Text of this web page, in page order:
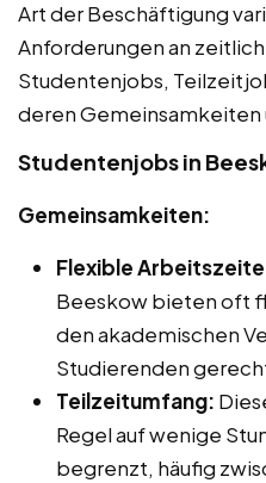
Art der Beschäftigung
Anforderungen an
Studentenjobs,
deren Gemeinsamkeiten
Studentenjobs in
Gemeinsamkeiten:
Flexible
Beeskow bieten oft
den akademischen
Studierenden
Teilzeitumfang:
Regel auf wenige
begrenzt, häufig